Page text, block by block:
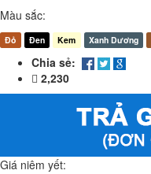
Màu sắc:
Đỏ Đen Kem Xanh Dương
Chia sẻ:
2,230
Giá niêm yết: